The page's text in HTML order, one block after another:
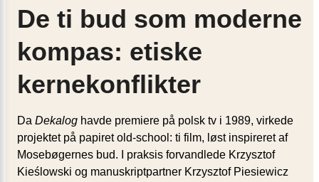
De ti bud som moderne
kompas: etiske
kernekonflikter
Da Dekalog havde premiere på polsk tv i 1989, virkede
projektet på papiret old-school: ti film, løst inspireret af
Mosebøgernes bud. I praksis forvandlede Krzysztof
Kieślowski og manuskriptpartner Krzysztof Piesiewicz